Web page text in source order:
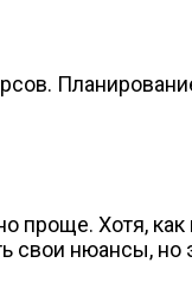
проще. Хотя, как
свои нюансы, но